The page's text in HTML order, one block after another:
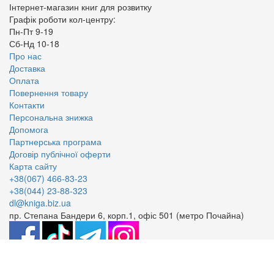
Інтернет-магазин книг для розвитку
Графік роботи кол-центру:
Пн-Пт 9-19
Сб-Нд 10-18
Про нас
Доставка
Оплата
Повернення товару
Контакти
Персональна знижка
Допомога
Партнерська програма
Договір публічної оферти
Карта сайту
+38(067) 466-83-23
+38(044) 23-88-323
dl@kniga.biz.ua
пр. Степана Бандери 6, корп.1, офіс 501 (метро Почайна)